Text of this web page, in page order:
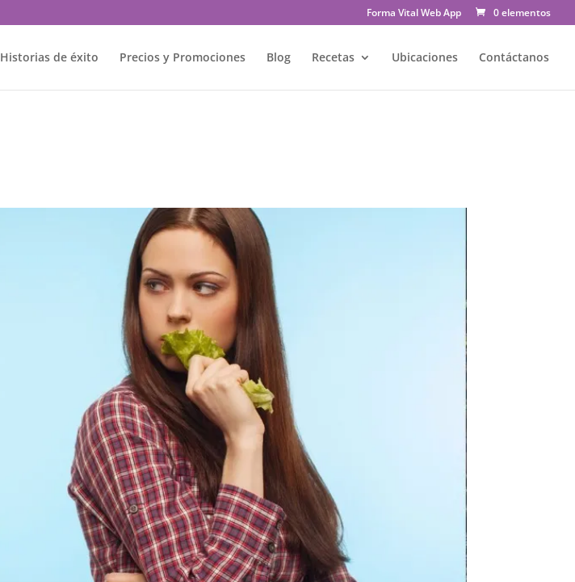
Forma Vital Web App 0 elementos
Historias de éxito Precios y Promociones Blog Recetas Ubicaciones Contáctanos